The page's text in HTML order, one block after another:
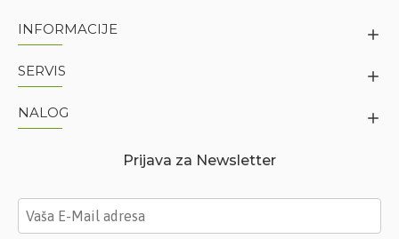
INFORMACIJE
SERVIS
NALOG
Prijava za Newsletter